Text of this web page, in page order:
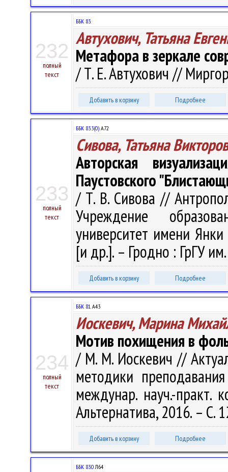
232
полный
текст
ББК 83.
Автухович, Татьяна
Метафора в зеркале
/ Т. Е. Автухович //
Добавить в корзину Подробнее
233
полный
текст
ББК 83.3(0) А72
Сивова, Татьяна
Авторская
Паустовского
/ Т. В. Сивова //
Учреждение
университет имени
[и др.]. – Гродно : ГрГУ
Добавить в корзину Подробнее
234
полный
текст
ББК 81.А43
Иоскевич, Марина
Мотив похищения в
/ М. М. Иоскевич //
методики
междунар. науч.-практ.
Альтернатива, 2016. – С.
Добавить в корзину Подробнее
ББК 83.0Л64